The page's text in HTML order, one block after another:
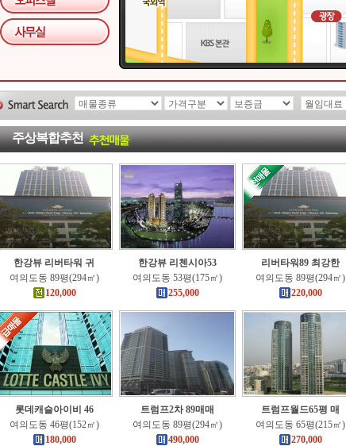
주상복합추천
한강뷰 리버타워 귀
여의도동 89평(294㎡)
120,000
한강뷰 리첸시아53
여의도동 53평(175㎡)
255,000
리버타워89 최강한
여의도동 89평(294㎡)
220,000
롯데캐슬아이비 46
여의도동 46평(152㎡)
180,000
트럼프2차 89매매
여의도동 89평(294㎡)
490,000
트럼프월드65평 매
여의도동 65평(215㎡)
270,000